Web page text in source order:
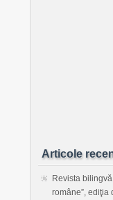
Articole
Revista
române”, ediţia